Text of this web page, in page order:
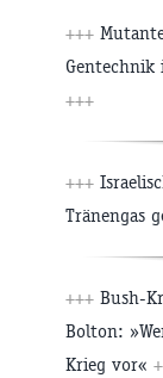
+++
+++
+++
Tränengas
+++ Bush-
Bolton:
Krieg vor«